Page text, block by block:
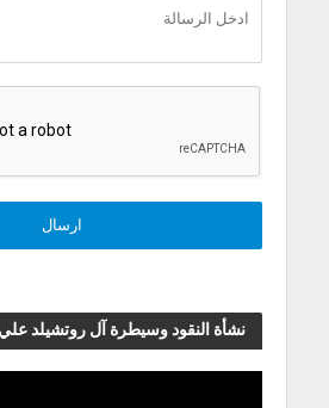
نشأة النقود وسيطرة آل روتشيلد علي